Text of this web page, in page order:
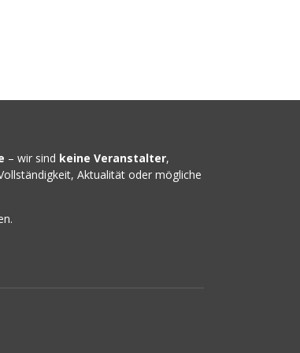
– wir sind keine Veranstalter,
Aktualität oder mögliche